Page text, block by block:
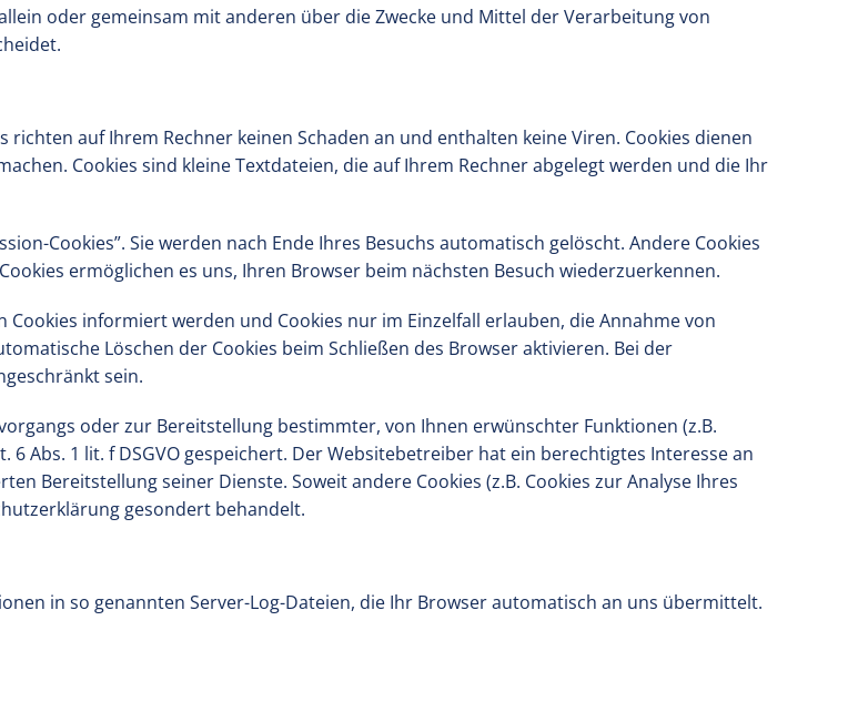
oder gemeinsam mit anderen über die Zwecke und Mittel der Verarbeitung von
auf Ihrem Rechner keinen Schaden an und enthalten keine Viren. Cookies dienen
Cookies sind kleine Textdateien, die auf Ihrem Rechner abgelegt werden und die Ihr
Cookies”. Sie werden nach Ende Ihres Besuchs automatisch gelöscht. Andere Cookies
ermöglichen es uns, Ihren Browser beim nächsten Besuch wiederzuerkennen.
informiert werden und Cookies nur im Einzelfall erlauben, die Annahme von
Löschen der Cookies beim Schließen des Browser aktivieren. Bei der
sein.
oder zur Bereitstellung bestimmter, von Ihnen erwünschter Funktionen (z.B.
Abs. 1 lit. f DSGVO gespeichert. Der Websitebetreiber hat ein berechtigtes Interesse an
Bereitstellung seiner Dienste. Soweit andere Cookies (z.B. Cookies zur Analyse Ihres
gesondert behandelt.
in so genannten Server-Log-Dateien, die Ihr Browser automatisch an uns übermittelt.